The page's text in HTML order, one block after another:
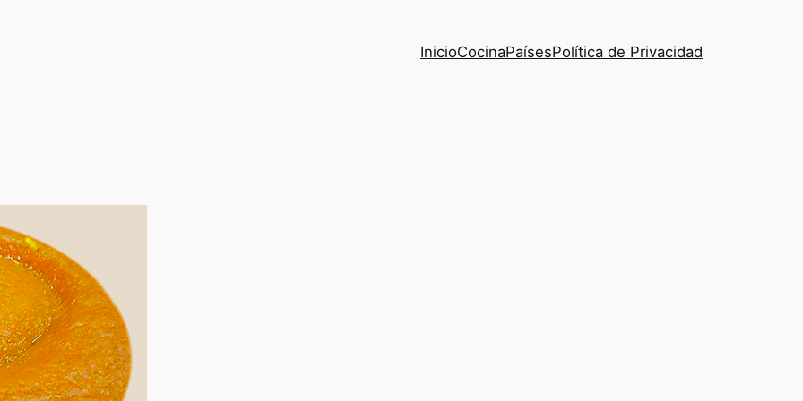
InicioCocinaPaísesPolítica de Privacidad